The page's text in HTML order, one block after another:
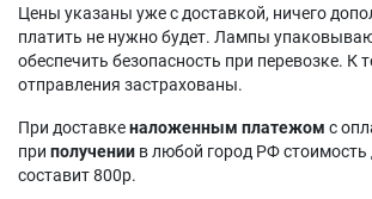
Цены указаны уже с доставкой, ничего
платить не нужно будет. Лампы
обеспечить безопасность при перевозке. К
отправления застрахованы.
При доставкеналоженным платежом с
при получении в любой город РФ стоимость
составит 800р.